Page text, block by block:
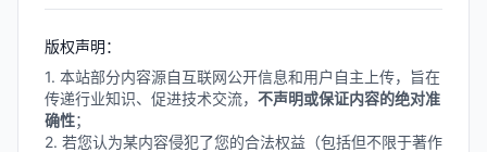
方管理、工艺管理、实验管理、成本
理，有效缩短产品研发周期，降低研
发成本。
版权声明：
1. 本站部分内容源自互联网公开信息和用户自主上传，旨在
传递行业知识、促进技术交流， 不声明或保证内容的绝对准
确性；
2. 若您认为某内容侵犯了您的合法权益（包括但不限于著作